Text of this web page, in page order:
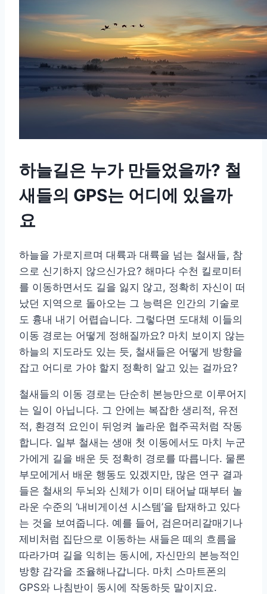
하늘길은 누가 만들었을까? 철
새들의 GPS는 어디에 있을까
요
하늘을 가로지르며 대륙과 대륙을 넘는 철새들, 참
으로 신기하지 않으신가요? 해마다 수천 킬로미터
를 이동하면서도 길을 잃지 않고, 정확히 자신이 떠
났던 지역으로 돌아오는 그 능력은 인간의 기술로
도 흉내 내기 어렵습니다. 그렇다면 도대체 이들의
이동 경로는 어떻게 정해질까요? 마치 보이지 않는
하늘의 지도라도 있는 듯, 철새들은 어떻게 방향을
잡고 어디로 가야 할지 정확히 알고 있는 걸까요?
철새들의 이동 경로는 단순히 본능만으로 이루어지
는 일이 아닙니다. 그 안에는 복잡한 생리적, 유전
적, 환경적 요인이 뒤엉켜 놀라운 협주곡처럼 작동
합니다. 일부 철새는 생애 첫 이동에서도 마치 누군
가에게 길을 배운 듯 정확히 경로를 따릅니다. 물론
부모에게서 배운 행동도 있겠지만, 많은 연구 결과
들은 철새의 두뇌와 신체가 이미 태어날 때부터 놀
라운 수준의 ‘내비게이션 시스템’을 탑재하고 있다
는 것을 보여줍니다. 예를 들어, 검은머리갈매기나
제비처럼 집단으로 이동하는 새들은 떼의 흐름을
따라가며 길을 익히는 동시에, 자신만의 본능적인
방향 감각을 조율해나갑니다. 마치 스마트폰의
GPS와 나침반이 동시에 작동하듯 말이지요.